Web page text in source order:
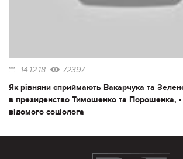
14.12.18 72397
Як рівняни сприймають Вакарчука та
в президенство Тимошенко та Порошенка, -
відомого соціолога